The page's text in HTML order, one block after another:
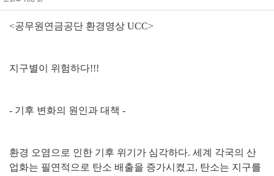
<공무원연금공단 환경영상 UCC>
지구별이 위험하다!!!
- 기후 변화의 원인과 대책 -
환경 오염으로 인한 기후 위기가 심각하다. 세계 각국의 산
업화는 필연적으로 탄소 배출을 증가시켰고, 탄소는 지구를